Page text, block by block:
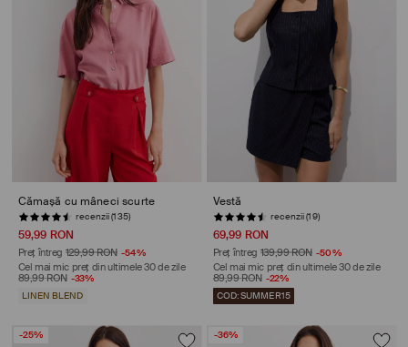
Cămașă cu mâneci scurte
recenzii (135)
59,99 RON
Preț întreg 129,99 RON -54%
Cel mai mic preț din ultimele 30 de zile
89,99 RON -33%
LINEN BLEND
Vestă
recenzii (19)
69,99 RON
Preț întreg 139,99 RON -50%
Cel mai mic preț din ultimele 30 de zile
89,99 RON -22%
COD: SUMMER15
-25% -36%